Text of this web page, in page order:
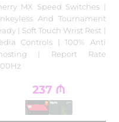
MX Speed Switches |
And Tournament
| Soft Touch Wrist Rest |
Controls | 100% Anti
| Report Rate
237 ₼